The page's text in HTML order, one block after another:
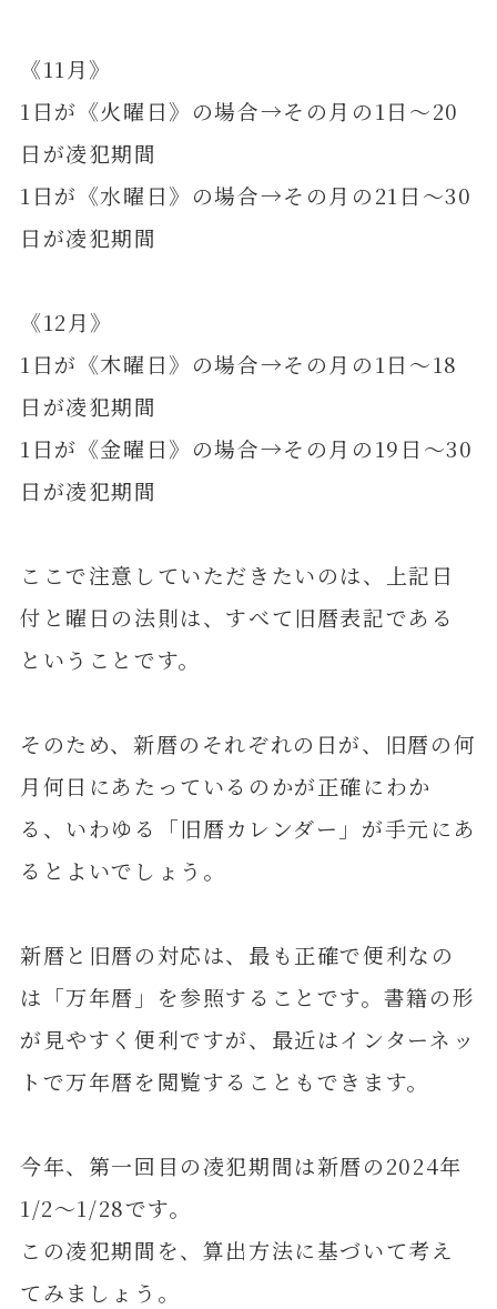
《11月》
1日が《火曜日》の場合→その月の1日～20
日が凌犯期間
1日が《水曜日》の場合→その月の21日～30
日が凌犯期間
《12月》
1日が《木曜日》の場合→その月の1日～18
日が凌犯期間
1日が《金曜日》の場合→その月の19日～30
日が凌犯期間
ここで注意していただきたいのは、上記日
付と曜日の法則は、すべて旧暦表記である
ということです。
そのため、新暦のそれぞれの日が、旧暦の何
月何日にあたっているのかが正確にわか
る、いわゆる「旧暦カレンダー」が手元にあ
るとよいでしょう。
新暦と旧暦の対応は、最も正確で便利なの
は「万年暦」を参照することです。書籍の形
が見やすく便利ですが、最近はインターネッ
トで万年暦を閲覧することもできます。
今年、第一回目の凌犯期間は新暦の2024年
1/2～1/28です。
この凌犯期間を、算出方法に基づいて考え
てみましょう。